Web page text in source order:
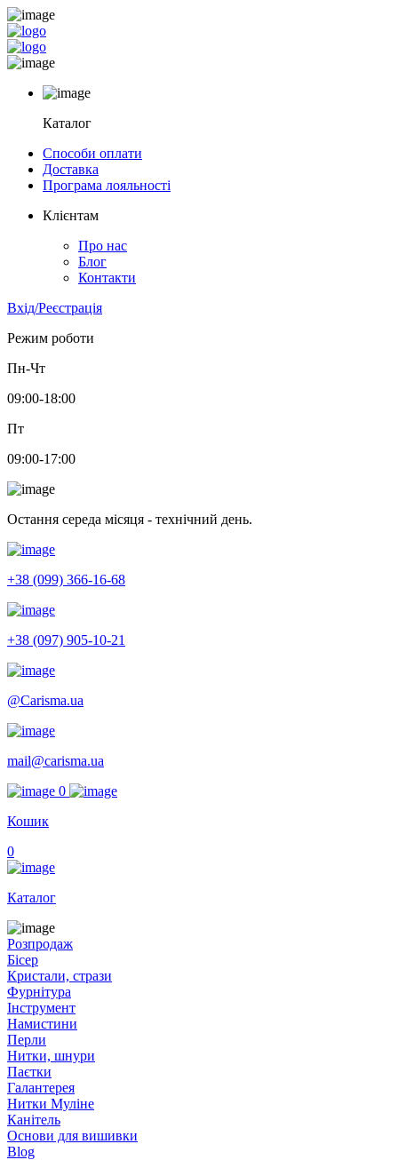
Каталог
Способи оплати
Доставка
Програма лояльності
Клієнтам
Про нас
Блог
Контакти
Вхід/Реєстрація
Режим роботи
Пн-Чт
09:00-18:00
Пт
09:00-17:00
Остання середа місяця - технічний день.
+38 (099) 366-16-68
+38 (097) 905-10-21
@Carisma.ua
mail@carisma.ua
0
Кошик
0
Каталог
Розпродаж
Бісер
Кристали, стрази
Фурнітура
Інструмент
Намистини
Перли
Нитки, шнури
Паєтки
Галантерея
Нитки Муліне
Канітель
Основи для вишивки
Blog